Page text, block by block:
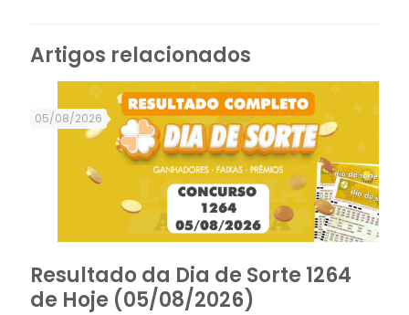
Artigos relacionados
05/08/2026
Resultado da Dia de Sorte 1264
de Hoje (05/08/2026)